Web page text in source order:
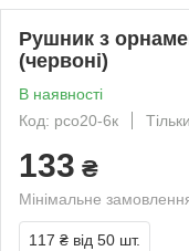
Рушник з
(червоні)
В наявності
Код: рсо20-6к
133 ₴
Мінімальне
117 ₴ від 50 шт.